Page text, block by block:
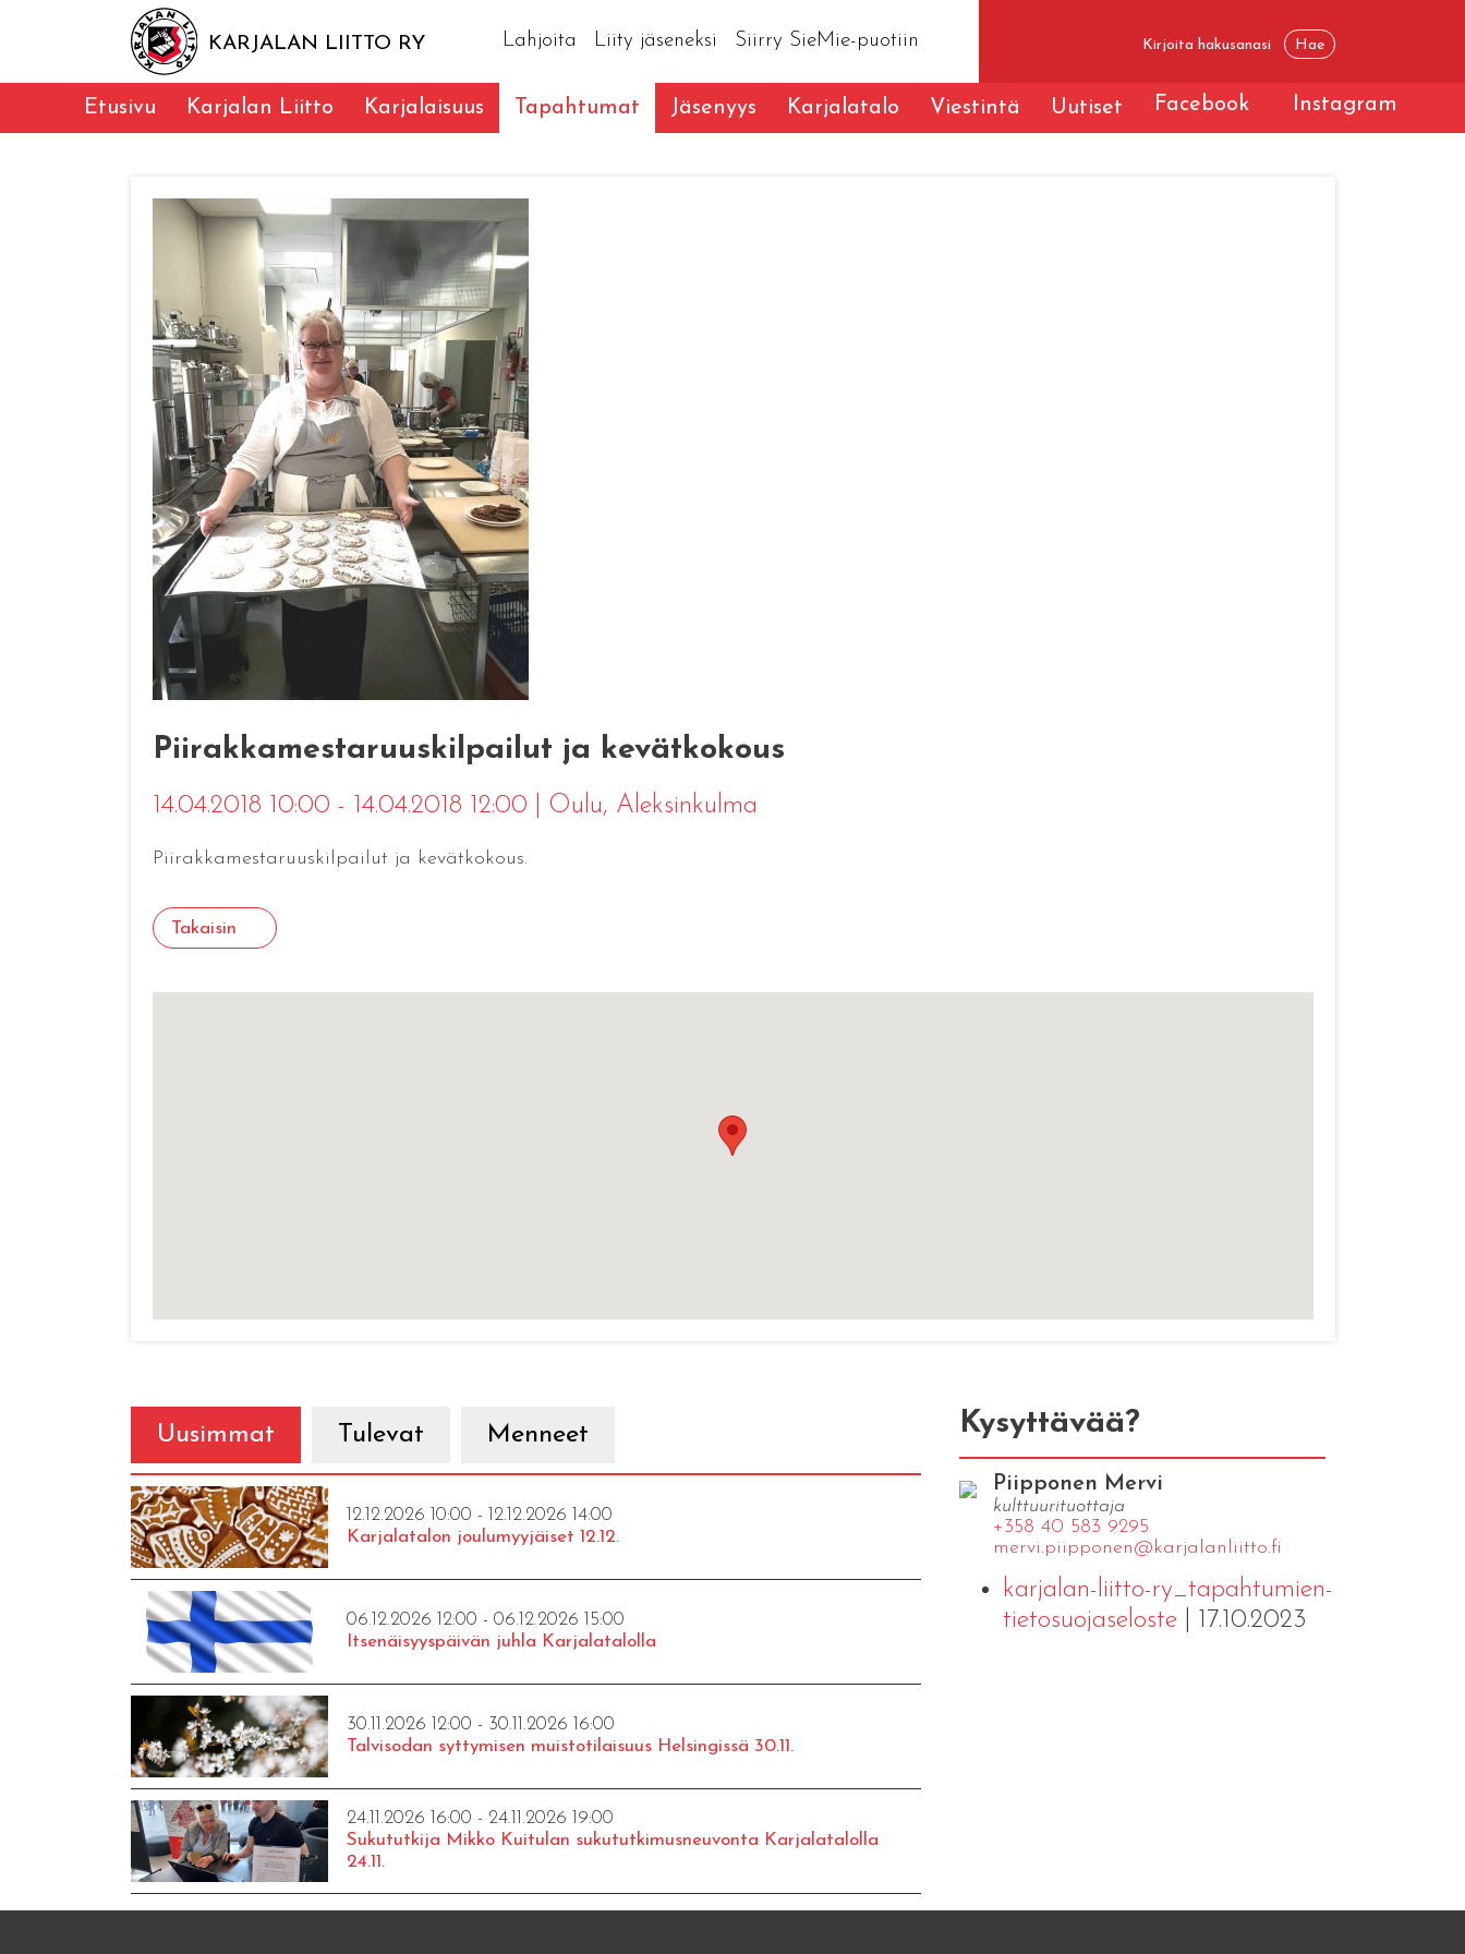
KARJALAN LIITTO RY Lahjoita Liity jäseneksi Siirry SieMie-puotiin
Etusivu Karjalan Liitto Karjalaisuus Tapahtumat Jäsenyys Karjalatalo Viestintä Uutiset Facebook Instagram
Piirakkamestaruuskilpailut ja kevätkokous
14.04.2018 10:00 - 14.04.2018 12:00 Oulu, Aleksinkulma
Piirakkamestaruuskilpailut ja kevätkokous.
Takaisin
Uusimmat Tulevat Menneet
12.12.2026 10:00 - 12.12.2026 14:00
Karjalatalon joulumyyjäiset 12.12.
06.12.2026 12:00 - 06.12.2026 15:00
Itsenäisyyspäivän juhla Karjalatalolla
30.11.2026 12:00 - 30.11.2026 16:00
Talvisodan syttymisen muistotilaisuus Helsingissä 30.11.
24.11.2026 16:00 - 24.11.2026 19:00
Sukututkija Mikko Kuitulan sukututkimusneuvonta Karjalatalolla
24.11.
Kysyttävää?
Piipponen Mervi
kulttuurituottaja
+358 40 583 9295
mervi.​piipponen@​kar​jala​nlii​tto.​fi
karjalan-liitto-ry_tapahtumien-
tietosuojaseloste| 17.10.2023